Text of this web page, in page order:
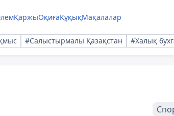
ҚаржыОқиғаҚұқықМақалалар
#Салыстырмалы Қазақстан #Халық